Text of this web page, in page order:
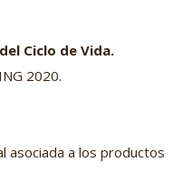
Ciclo de Vida.
2020.
asociada a los productos